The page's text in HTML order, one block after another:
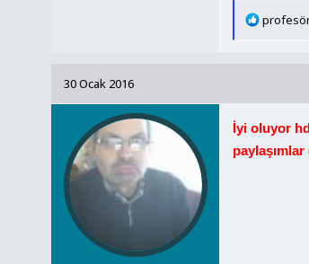
T
l
e
r
30 Ocak 2016
İyi oluyor